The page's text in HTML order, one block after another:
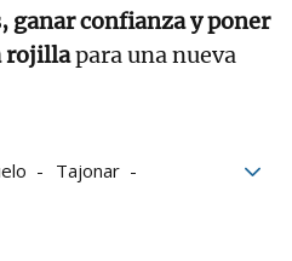
ganar confianza y poner
rojillapara una nueva
Tajonar